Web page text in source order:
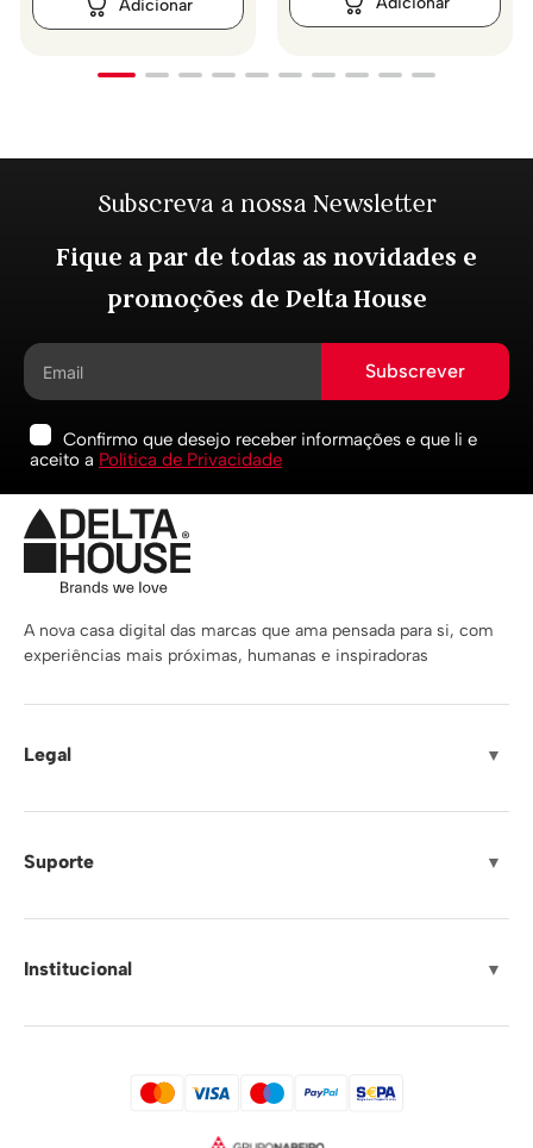
Subscreva a nossa Newsletter
Fique a par de todas as novidades e
promoções de Delta House
Subscrever
Confirmo que desejo receber informações e que li e
aceito a Política de Privacidade
A nova casa digital das marcas que ama pensada para si, com
experiências mais próximas, humanas e inspiradoras
Legal ▼
Suporte ▼
Institucional ▼